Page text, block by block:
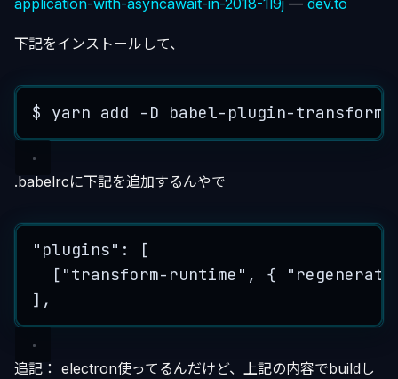
下記をインストールして、
$ yarn add -D babel-plugin-transform-
.babelrcに下記を追加するんやで
"plugins": [
["transform-runtime", {
],
追記： electron使ってるんだけど、上記の内容でbuildし